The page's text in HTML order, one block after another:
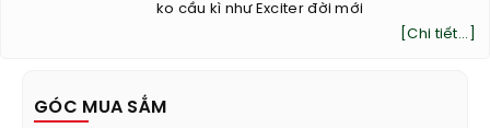
ko cầu kì như Exciter đời mới
[Chi tiết...]
GÓC MUA SẮM